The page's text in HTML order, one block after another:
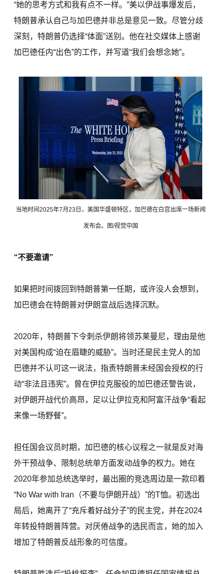
“她的思考方式和我有点不一样。”美以伊战事爆发后，
特朗普承认自己与加巴德并非总是意见一致。尽管分歧
深刻，特朗普仍选择“体面”送别。他在社交媒体上感谢
加巴德任内“出色”的工作，并写道“我们会想念她”。
当地时间2025年7月23日，美国华盛顿特区，加巴德在白宫出席一场新闻
发布会。图/视觉中国
“不要邀请”
如果把时间拨回到特朗普第一任期，或许没人会想到，
加巴德会在特朗普对伊朗宣战后选择沉默。
2020年，特朗普下令刺杀伊朗将领苏莱曼尼，理由是他
对美国构成“迫在眉睫的威胁”。当时还是民主党人的加
巴德并不认可这一说法，指责特朗普未经国会授权的行
动“非法且违宪”。曾在伊拉克服役的加巴德还警告说，
对伊朗开战代价高昂，足以让伊拉克和阿富汗战争“看起
来像一场野餐”。
担任国会议员时期，加巴德的核心议程之一就是反对海
外干预战争、限制总统单方面发动战争的权力。她在
2020年参加总统选举时，最出圈的竞选周边是一款印着
“No War with Iran（不要与伊朗开战）”的T恤。初选出
局后，她离开了“充斥着好战分子”的民主党，并在2024
年转投特朗普阵营。对厌倦战争的选民而言，她的加入
增加了特朗普反战形象的可信度。